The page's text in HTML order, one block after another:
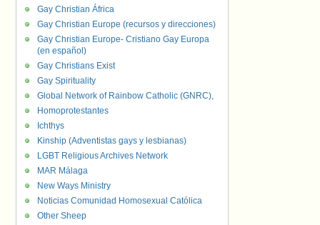
Gay Christian África
Gay Christian Europe (recursos y direcciones)
Gay Christian Europe- Cristiano Gay Europa
(en español)
Gay Christians Exist
Gay Spirituality
Global Network of Rainbow Catholic (GNRC),
Homoprotestantes
Ichthys
Kinship (Adventistas gays y lesbianas)
LGBT Religious Archives Network
MAR Málaga
New Ways Ministry
Noticias Comunidad Homosexual Católica
Other Sheep